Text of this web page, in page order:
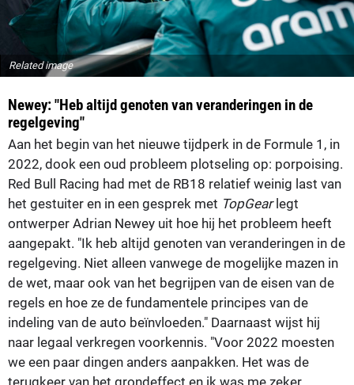
Related image
Newey: "Heb altijd genoten van veranderingen in de
regelgeving"
Aan het begin van het nieuwe tijdperk in de Formule 1, in
2022, dook een oud probleem plotseling op: porpoising.
Red Bull Racing had met de RB18 relatief weinig last van
het gestuiter en in een gesprek met TopGearlegt
ontwerper Adrian Newey uit hoe hij het probleem heeft
aangepakt. "Ik heb altijd genoten van veranderingen in de
regelgeving. Niet alleen vanwege de mogelijke mazen in
de wet, maar ook van het begrijpen van de eisen van de
regels en hoe ze de fundamentele principes van de
indeling van de auto beïnvloeden." Daarnaast wijst hij
naar legaal verkregen voorkennis. "Voor 2022 moesten
we een paar dingen anders aanpakken. Het was de